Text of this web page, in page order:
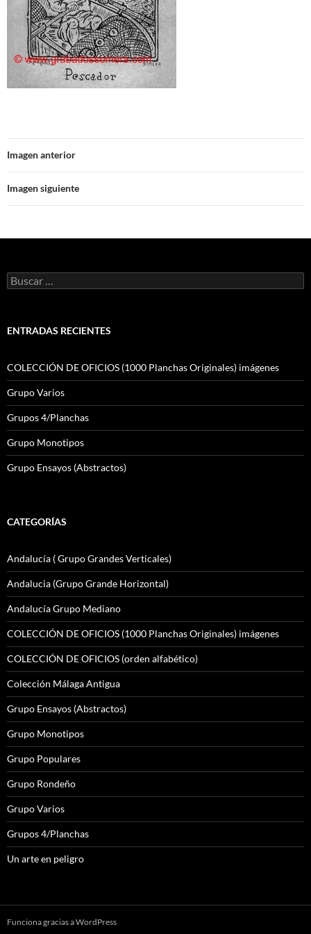
Imagen anterior
Imagen siguiente
Buscar:
ENTRADAS RECIENTES
COLECCIÓN DE OFICIOS (1000 Planchas Originales) imágenes
Grupo Varios
Grupos 4/Planchas
Grupo Monotipos
Grupo Ensayos (Abstractos)
CATEGORÍAS
Andalucía ( Grupo Grandes Verticales)
Andalucia (Grupo Grande Horizontal)
Andalucía Grupo Mediano
COLECCIÓN DE OFICIOS (1000 Planchas Originales) imágenes
COLECCIÓN DE OFICIOS (orden alfabético)
Colección Málaga Antigua
Grupo Ensayos (Abstractos)
Grupo Monotipos
Grupo Populares
Grupo Rondeño
Grupo Varios
Grupos 4/Planchas
Un arte en peligro
Funciona gracias a WordPress